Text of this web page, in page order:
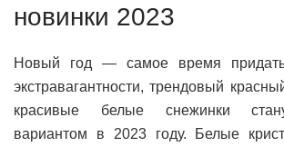
новинки 2023
Новый год — самое время
экстравагантности, трендовый
красивые белые снежинки
вариантом в 2023 году. Белые